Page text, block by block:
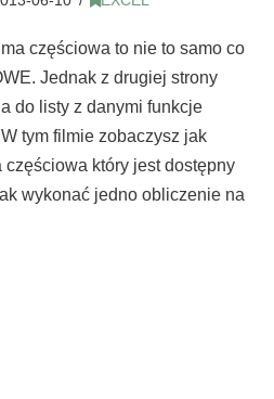
częściowa to nie to samo co
Jednak z drugiej strony
do listy z danymi funkcje
W tym filmie zobaczysz jak
częściowa który jest dostępny
wykonać jedno obliczenie na